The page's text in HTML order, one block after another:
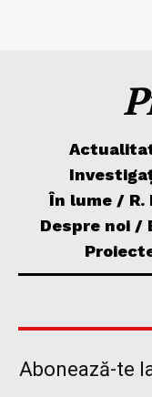
În lume / R.
Despre noi /
Abonează-te